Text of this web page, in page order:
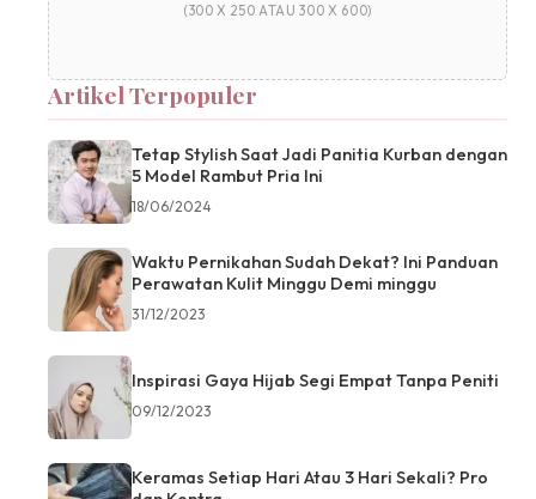
(300 X 250 ATAU 300 X 600)
Artikel Terpopuler
Tetap Stylish Saat Jadi Panitia Kurban dengan
5 Model Rambut Pria Ini
18/06/2024
Waktu Pernikahan Sudah Dekat? Ini Panduan
Perawatan Kulit Minggu Demi minggu
31/12/2023
Inspirasi Gaya Hijab Segi Empat Tanpa Peniti
09/12/2023
Keramas Setiap Hari Atau 3 Hari Sekali? Pro